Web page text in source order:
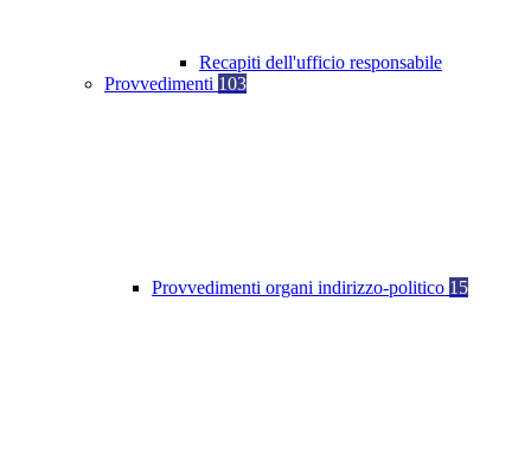
Recapiti dell'ufficio responsabile
Provvedimenti 103
Provvedimenti organi indirizzo-politico 15